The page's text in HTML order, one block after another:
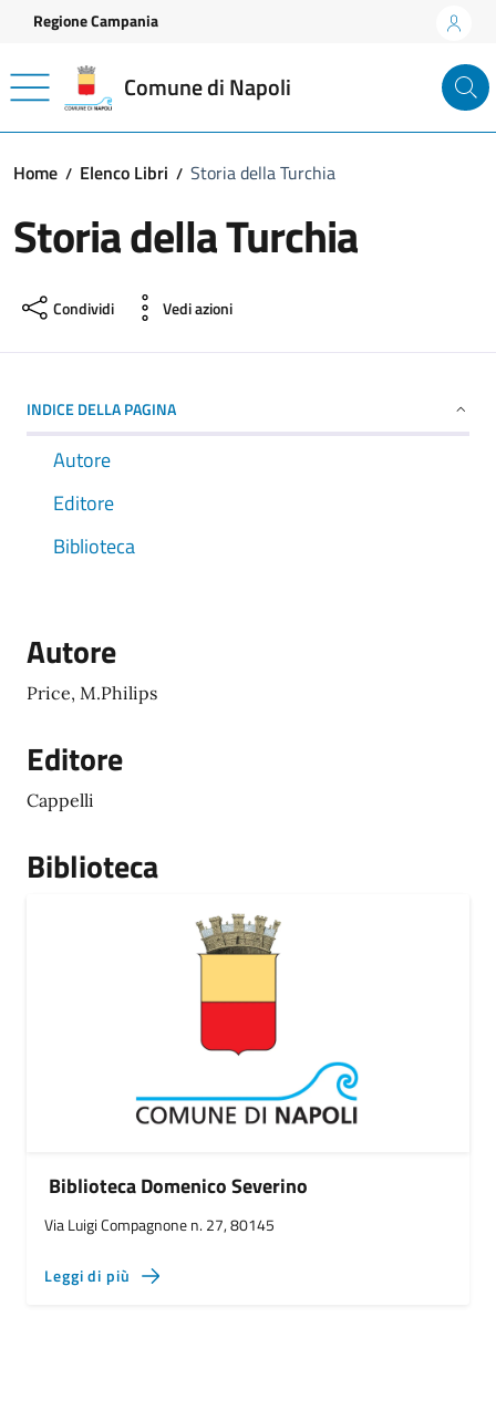
Vai ai contenuti
Vai al footer
Regione Campania
Comune di Napoli
Home Elenco Libri Storia della Turchia
Storia della Turchia
Condividi Vedi azioni
INDICE DELLA PAGINA
Autore
Editore
Biblioteca
Autore
Price, M.Philips
Editore
Cappelli
Biblioteca
Biblioteca Domenico Severino
Via Luigi Compagnone n. 27, 80145
Leggi di più